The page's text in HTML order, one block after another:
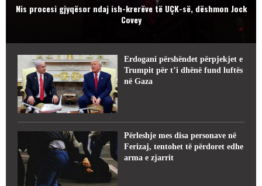
Nis procesi gjyqësor ndaj ish-krerëve të UÇK-së, dëshmon Jock
Covey
Erdogani përshëndet përpjekjet e
Trumpit për t’i dhënë fund luftës
në Gaza
Përleshje mes disa personave në
Ferizaj, tentohet të përdoret edhe
arma e zjarrit